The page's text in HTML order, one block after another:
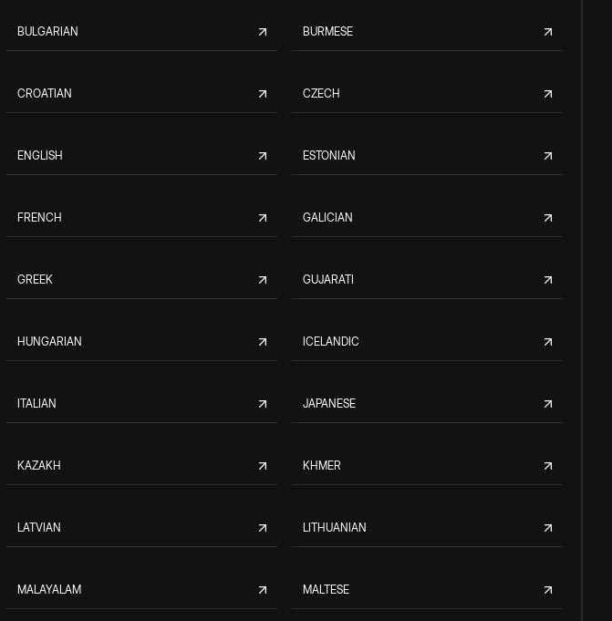
BULGARIAN BURMESE
CROATIAN CZECH
ENGLISH ESTONIAN
FRENCH GALICIAN
GREEK GUJARATI
HUNGARIAN ICELANDIC
ITALIAN JAPANESE
KAZAKH KHMER
LATVIAN LITHUANIAN
MALAYALAM MALTESE